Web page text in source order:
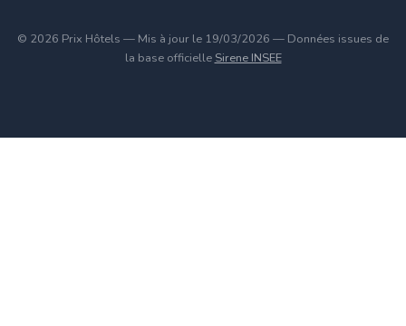
© 2026 Prix Hôtels — Mis à jour le 19/03/2026 — Données issues de
la base officielle Sirene INSEE